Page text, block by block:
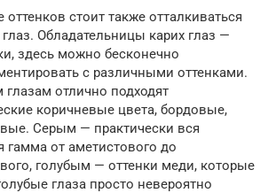
оттенков стоит также отталкиваться
глаз. Обладательницы карих глаз —
здесь можно бесконечно
с различными оттенками.
отлично подходят
коричневые цвета, бордовые,
Серым — практически вся
гамма от аметистового до
голубым — оттенки меди, которые
глаза просто невероятно